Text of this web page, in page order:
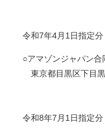
令和7年4月1日指定分
○アマゾンジャパン合
東京都目黒区下目黒
令和8年7月1日指定分